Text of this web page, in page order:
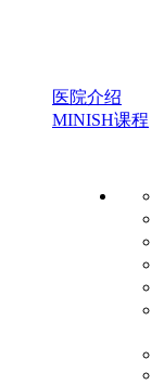
医院介绍
MINISH课程